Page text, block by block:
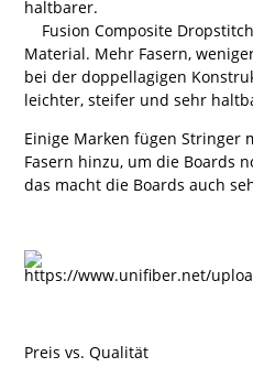
haltbarer.
Fusion Composite
Material. Mehr Fasern,
bei der doppellagigen
leichter, steifer und sehr
Einige Marken fügen Stringer
Fasern hinzu, um die Boards
das macht die Boards auch
Preis vs. Qualität